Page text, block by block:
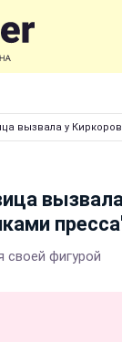
вызвала у
своей фигурой